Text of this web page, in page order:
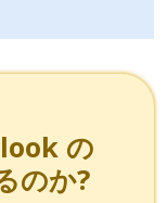
の
のか?